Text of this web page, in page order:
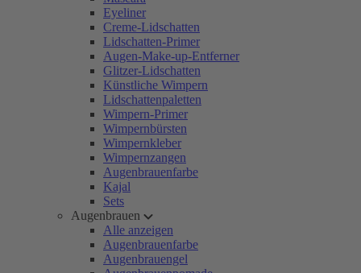
Eyeliner
Creme-Lidschatten
Lidschatten-Primer
Augen-Make-up-Entferner
Glitzer-Lidschatten
Künstliche Wimpern
Lidschattenpaletten
Wimpern-Primer
Wimpernbürsten
Wimpernkleber
Wimpernzangen
Augenbrauenfarbe
Kajal
Sets
Augenbrauen
Alle anzeigen
Augenbrauenfarbe
Augenbrauengel